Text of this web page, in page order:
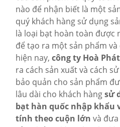
nào để nhận biết là một
quý khách hàng sử dụng
là loại bạt hoàn toàn được
để tạo ra một sản phẩm
hiện nay, công ty Hoà
ra cách sản xuất và cách
bảo quản cho sản phẩm
lâu dài cho khách hàngsử
bạt hàn quốc nhập khẩu
tính theo cuộn lớn và